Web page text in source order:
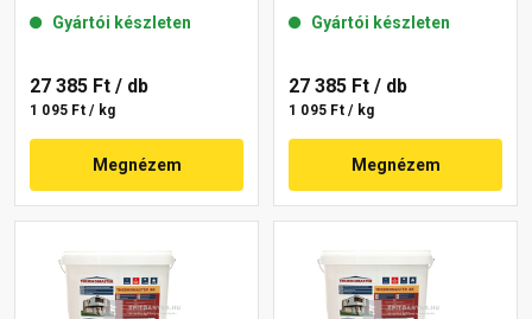
13-D 25 kg
Gyártói készleten
27 385 Ft / db
1 095 Ft / kg
Megnézem
Gyártói készleten
27 385 Ft / db
1 095 Ft / kg
Megnézem